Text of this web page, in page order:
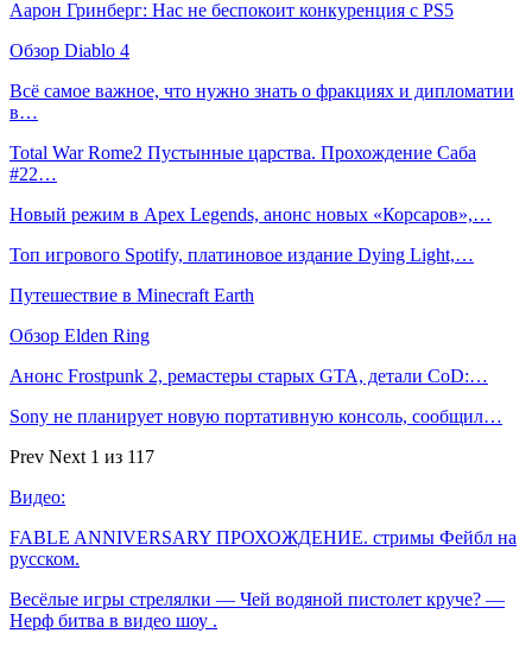
Аарон Гринберг: Нас не беспокоит конкуренция с PS5
Обзор Diablo 4
Всё самое важное, что нужно знать о фракциях и дипломатии
в…
Total War Rome2 Пустынные царства. Прохождение Саба
#22…
Новый режим в Apex Legends, анонс новых «Корсаров»,…
Топ игрового Spotify, платиновое издание Dying Light,…
Путешествие в Minecraft Earth
Обзор Elden Ring
Анонс Frostpunk 2, ремастеры старых GTA, детали CoD:…
Sony не планирует новую портативную консоль, сообщил…
Prev Next 1 из 117
Видео:
FABLE ANNIVERSARY ПРОХОЖДЕНИЕ. стримы Фейбл на
русском.
Весёлые игры стрелялки — Чей водяной пистолет круче? —
Нерф битва в видео шоу .